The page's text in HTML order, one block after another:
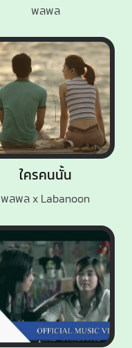
ใครคนนั้น
พลพล x Labanoon
พลพล